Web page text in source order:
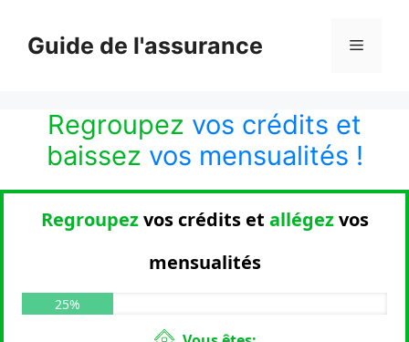
contenuGuide de l'assurance Menu
Regroupez vos crédits et
baissez vos mensualités !